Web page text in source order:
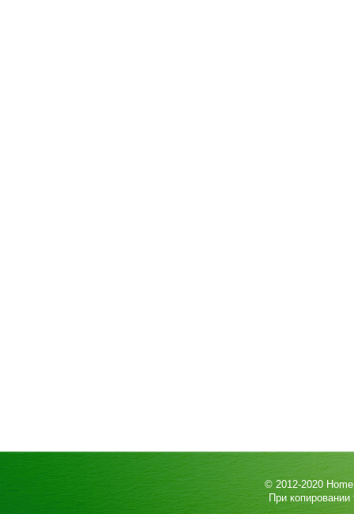
© 2012-2020
При